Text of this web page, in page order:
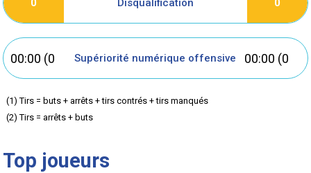
0 0
00:00 (0
but
Supériorité numérique offensive 00:00 (0
(1) Tirs = buts + arrêts + tirs contrés + tirs manqués
(2) Tirs = arrêts + buts
Top joueurs